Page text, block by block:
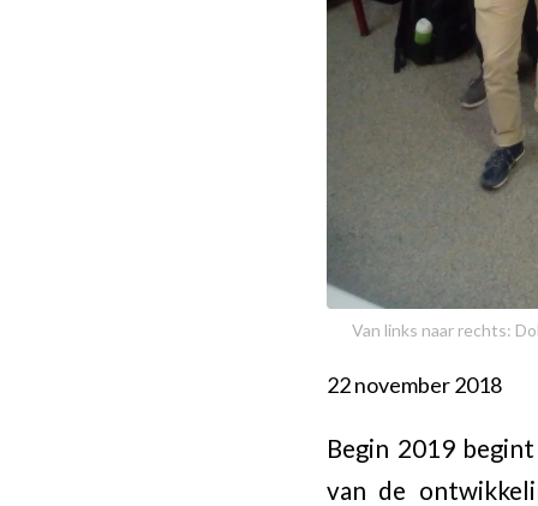
Van links naar rechts:
22 november 2018
Begin 2019
van de